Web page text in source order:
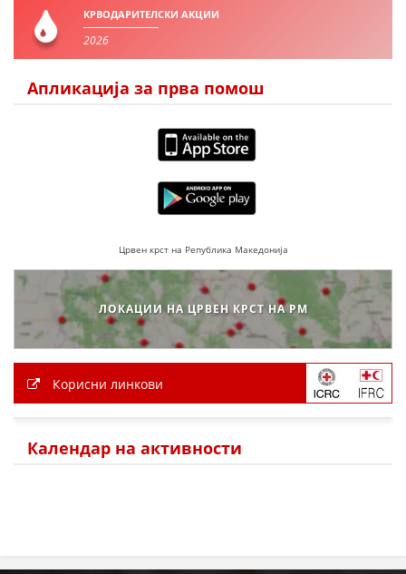
КРВОДАРИТЕЛСКИ АКЦИИ
2026
Апликација за прва помош
Црвен крст на Република Македонија
ЛОКАЦИИ НА ЦРВЕН КРСТ НА РМ
Корисни линкови
Календар на активности